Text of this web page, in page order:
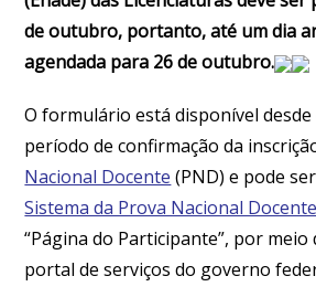
de outubro, portanto, até um dia
agendada para 26 de outubro.
O formulário está disponível desde
período de confirmação da
Nacional Docente (PND) e pode
Sistema da Prova Nacional Docente
“Página do Participante”, por
portal de serviços do governo